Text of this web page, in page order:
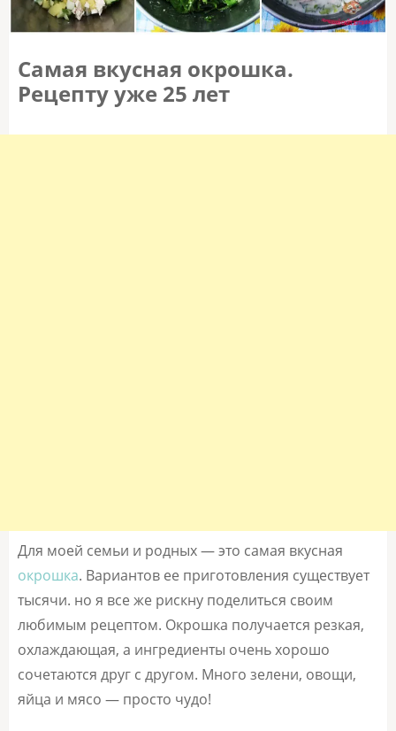
Самая вкусная окрошка.
Рецепту уже 25 лет
Для моей семьи и родных — это самая вкусная
окрошка. Вариантов ее приготовления существует
тысячи. но я все же рискну поделиться своим
любимым рецептом. Окрошка получается резкая,
охлаждающая, а ингредиенты очень хорошо
сочетаются друг с другом. Много зелени, овощи,
яйца и мясо — просто чудо!